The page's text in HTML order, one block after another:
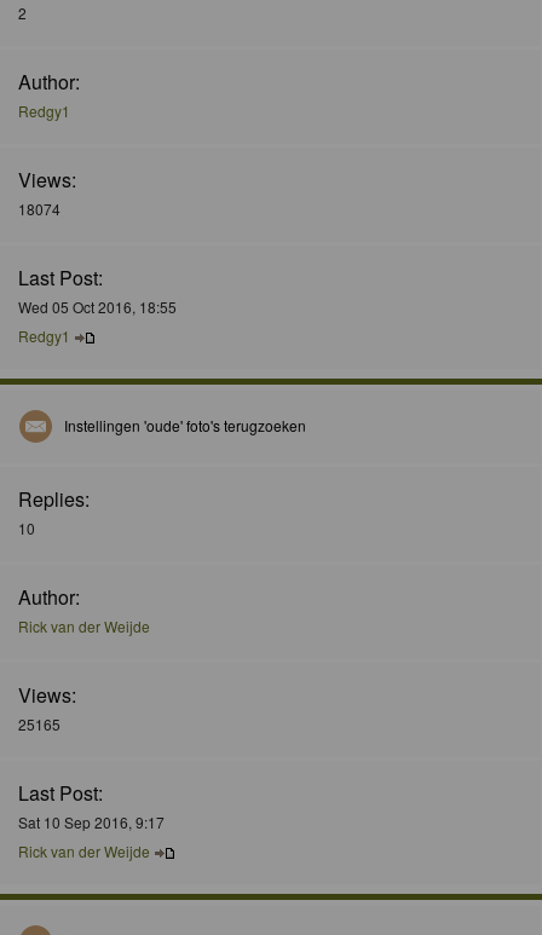
2
Author:
Redgy1
Views:
18074
Last Post:
Wed 05 Oct 2016, 18:55
Redgy1
Instellingen 'oude' foto's terugzoeken
Replies:
10
Author:
Rick van der Weijde
Views:
25165
Last Post:
Sat 10 Sep 2016, 9:17
Rick van der Weijde